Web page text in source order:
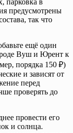
парковка в
предусмотрены
так что
ещё один
Вуш и Юрент к
порядка 150 ₽)
и зависят от
перед
проверять до
провести его
и солнца.